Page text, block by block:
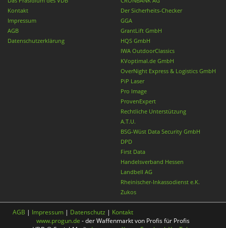
Kontakt
Impressum
AGB
Datenschutzerklärung
Der Sicherheits-Checker
GGA
GrantLift GmbH
HQS GmbH
IWA OutdoorClassics
KVoptimal.de GmbH
OverNight Express & Logistics GmbH
PiP Laser
Pro Image
ProvenExpert
Rechtliche Unterstützung
A.T.U.
BSG-Wüst Data Security GmbH
DPD
First Data
Handelsverband Hessen
Landbell AG
Rheinischer-Inkassodienst e.K.
Zukos
AGB | Impressum | Datenschutz | Kontakt
www.progun.de - der Waffenmarkt von Profis für Profis